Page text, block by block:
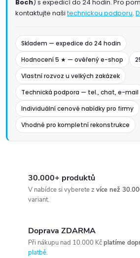
Boch) s expedicí do 24 hodin. Pro
kontaktujte našitechnickou podporu.
Skladem — expedice do 24 hodin
Hodnocení 5 ★ — ověřený e-shop
Vlastní rozvoz u velkých zakázek
Technická podpora — tel., chat, e-mail
Individuální cenové nabídky pro firmy
Vhodné pro kompletní rekonstrukce
30.000+ produktů
V nabídce si vyberete z více než
variant.
Doprava ZDARMA
Při nákupu nad 10.000 Kčplatíme
platbě.